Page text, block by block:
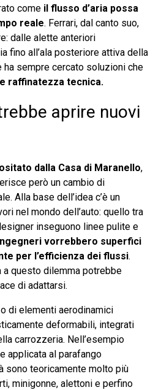
come il flusso d’aria possa
reale. Ferrari, dal canto suo,
dalle alette anteriori
fino all’ala posteriore attiva della
ha sempre cercato soluzioni che
raffinatezza tecnica.
aprire nuovi
dalla Casa di Maranello,
però un cambio di
Alla base dell’idea c’è un
nel mondo dell’auto: quello tra
inseguono linee pulite e
vorrebbero superfici
per l’efficienza dei flussi.
a questo dilemma potrebbe
di adattarsi.
di elementi aerodinamici
deformabili, integrati
carrozzeria. Nell’esempio
applicata al parafango
sono teoricamente molto più
minigonne, alettoni e perfino